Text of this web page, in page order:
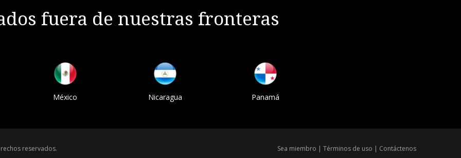
fuera de nuestras fronteras
México Nicaragua Panamá
reservados. Sea miembro | Términos de uso | Contáctenos